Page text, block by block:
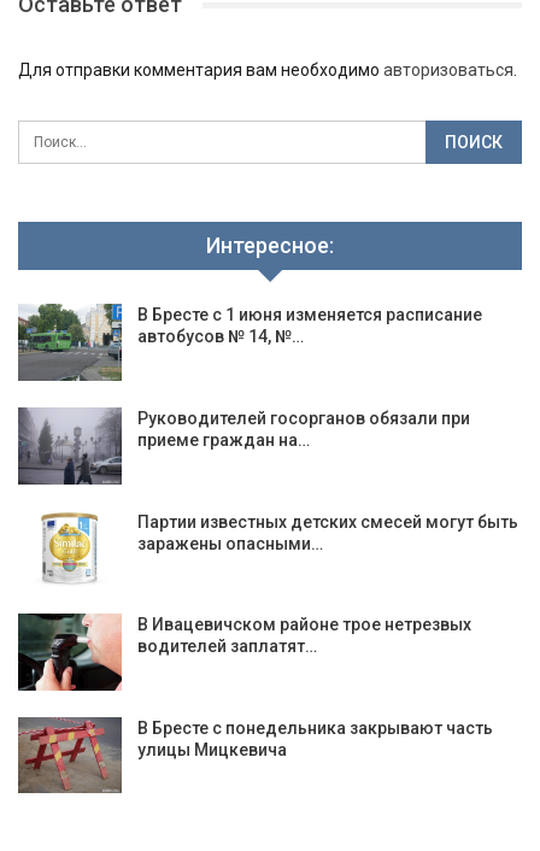
Для отправки комментария вам необходимо авторизоваться.
Интересное:
В Бресте с 1 июня изменяется расписание
автобусов № 14, №…
Руководителей госорганов обязали при
приеме граждан на…
Партии известных детских смесей могут быть
заражены опасными…
В Ивацевичском районе трое нетрезвых
водителей заплатят…
В Бресте с понедельника закрывают часть
улицы Мицкевича